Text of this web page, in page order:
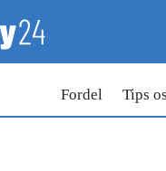
Fordel Tips